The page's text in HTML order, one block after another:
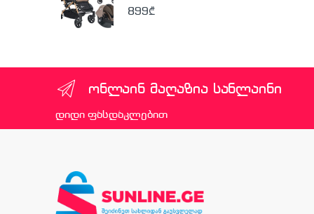
899₾
ონლაინ მაღაზია სანლაინი
დიდი ფასდაკლებით